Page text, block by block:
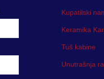
Kupatilski
Keramika
Tuš kabine
Unutrašnja